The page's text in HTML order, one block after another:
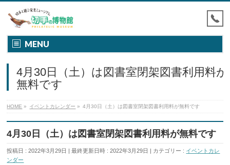
MENU
4月30日（土）は図書室閉架図書利用料が
無料です
HOME » イベントカレンダー » 4月30日（土）は図書室閉架図書利用料が無料です
4月30日（土）は図書室閉架図書利用料が無料です
投稿日 : 2022年3月29日 最終更新日時 : 2022年3月29日 カテゴリー : イベントカレ
ンダー